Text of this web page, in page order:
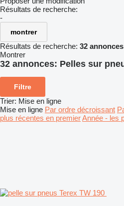
Résultats de recherche:
-
montrer
Résultats de recherche: 32 annonces
Montrer
32 annonces: Pelles sur
Filtre
Trier: Mise en ligne
Mise en ligne Par ordre décroissant
plus récentes en premierAnnée - les